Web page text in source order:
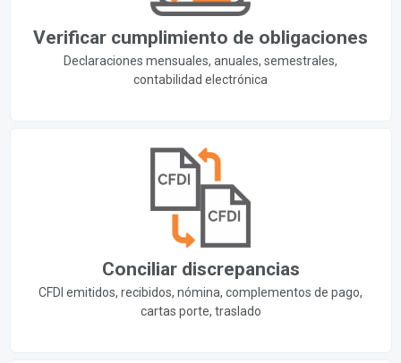
Verificar cumplimiento de obligaciones
Declaraciones mensuales, anuales, semestrales,
contabilidad electrónica
Conciliar discrepancias
CFDI emitidos, recibidos, nómina, complementos de pago,
cartas porte, traslado